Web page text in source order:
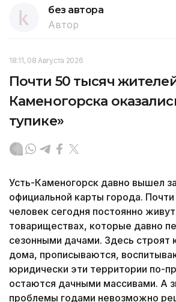
без автора
Автор
18:11, 08 Августа 2026
Почти 50 тысяч
Каменогорска
тупике»
Усть-Каменогорск давно вышел
официальной карты города.
человек сегодня постоянно
товариществах, которые давно
сезонными дачами. Здесь строят
дома, прописываются,
юридически эти территории по-
остаются дачными массивами. А
проблемы годами невозможно